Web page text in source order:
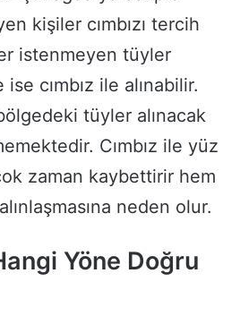
kişiler cımbızı tercih
istenmeyen tüyler
cımbız ile alınabilir.
tüyler alınacak
Cımbız ile yüz
zaman kaybettirir hem
neden olur.
Yöne Doğru